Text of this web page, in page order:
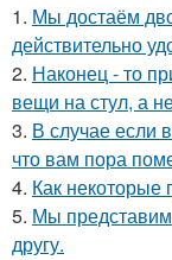
1. Мы достаём
действительно
2. Наконец - то
вещи на стул, а
3. В случае если
что вам пора
4. Как некоторые
5. Мы
другу.